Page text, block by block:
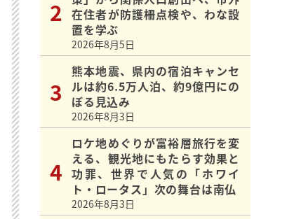
在住者が防護柵点検や、わな設
置を学ぶ
2026年8月5日
熊本地震、県内の宿泊キャンセ
ルは約6.5万人泊、約9億円にの
ぼる見込み
2026年8月3日
ロケ地めぐりが富裕層旅行を変
える、観光地にもたらす効果と
功罪、世界で人気の「ホワイ
ト・ロータス」次の舞台は南仏
2026年8月3日